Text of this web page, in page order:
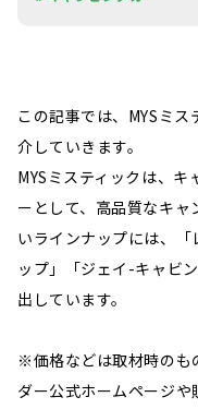
この記事では、MYSミ
介していきます。
MYSミスティックは、
ーとして、高品質なキ
いラインナップには、
ップ」「ジェイ-キャビ
出しています。
※価格などは取材時のも
ダー公式ホームページ